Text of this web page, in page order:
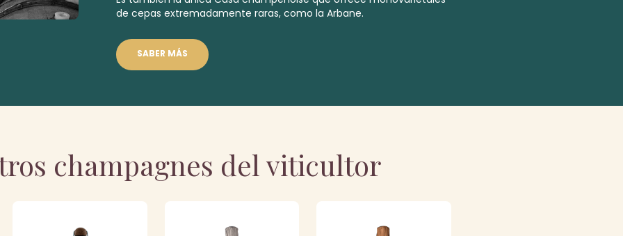
de cepas extremadamente raras, como la Arbane.
SABER MÁS
champagnes del viticultor